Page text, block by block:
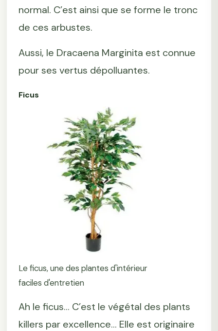
normal. C’est ainsi que se forme le tronc
de ces arbustes.
Aussi, le Dracaena Marginita est connue
pour ses vertus dépolluantes.
Ficus
Le ficus, une des plantes d'intérieur
faciles d'entretien
Ah le ficus... C’est le végétal des plants
killers par excellence... Elle est originaire